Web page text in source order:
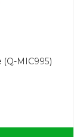
MIC995)